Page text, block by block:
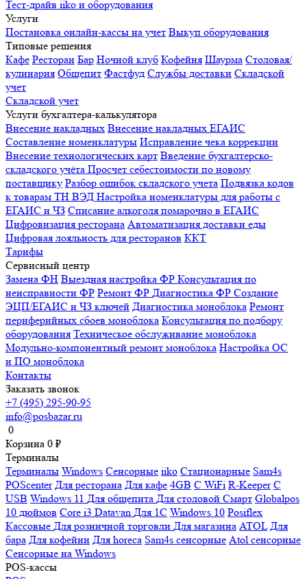
Тест-драйв iiko и оборудования
Услуги
Постановка онлайн-кассы на учет Выкуп оборудования
Типовые решения
Кафе Ресторан Бар Ночной клуб Кофейня Шаурма Столовая/
кулинария Общепит Фастфуд Службы доставки Складской
учет
Складской учет
Услуги бухгалтера-калькулятора
Внесение накладных Внесение накладных ЕГАИС
Составление номенклатуры Исправление чека коррекции
Внесение технологических карт Введение бухгалтерско-
складского учёта Просчет себестоимости по новому
поставщику Разбор ошибок складского учета Подвязка кодов
к товарам ТН ВЭД Настройка номенклатуры для работы с
ЕГАИС и ЧЗ Списание алкоголя помарочно в ЕГАИС
Цифровизация ресторана Автоматизация доставки еды
Цифровая лояльность для ресторанов ККТ
Тарифы
Сервисный центр
Замена ФН Выездная настройка ФР Консультация по
неисправности ФР Ремонт ФР Диагностика ФР Создание
ЭЦП/ЕГАИС и ЧЗ ключей Диагностика моноблока Ремонт
периферийных сбоев моноблока Консультация по подбору
оборудования Техническое обслуживание моноблока
Модульно-компонентный ремонт моноблока Настройка ОС
и ПО моноблока
Контакты
Заказать звонок
+7 (495) 295-90-95
info@posbazar.ru
0
Корзина 0 ₽
Терминалы
Терминалы Windows Сенсорные iiko Стационарные Sam4s
POScenter Для ресторана Для кафе 4GB С WiFi R-Keeper С
USB Windows 11 Для общепита Для столовой Смарт Globalpos
10 дюймов Core i3 Datavan Для 1С Windows 10 Posiflex
Кассовые Для розничной торговли Для магазина ATOL Для
бара Для кофейни Для horeca Sam4s сенсорные Atol сенсорные
Сенсорные на Windows
POS-кассы